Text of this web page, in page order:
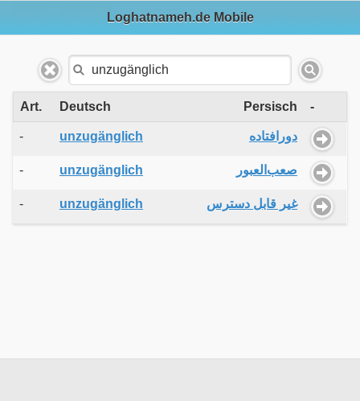
Loghatnameh.de Mobile
Art. Deutsch Persisch -
- unzugänglich دورافتاده
- unzugänglich صعب‌العبور
- unzugänglich غیر قابل دسترس